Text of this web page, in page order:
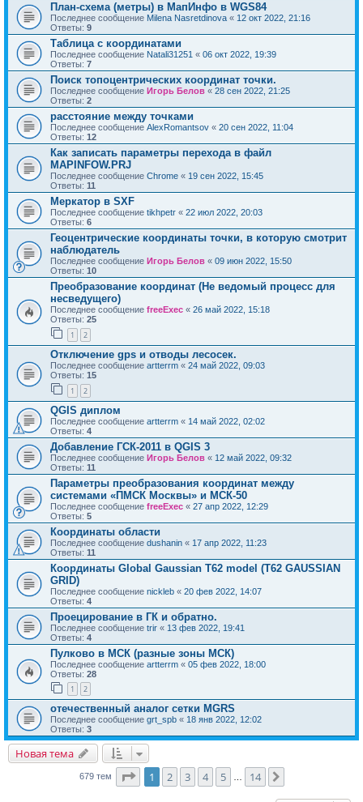
План-схема (метры) в МапИнфо в WGS84
Последнее сообщение Milena Nasretdinova « 12 окт 2022, 21:16
Ответы: 9
Таблица с координатами
Последнее сообщение Natali31251 « 06 окт 2022, 19:39
Ответы: 7
Поиск топоцентрических координат точки.
Последнее сообщение Игорь Белов « 28 сен 2022, 21:25
Ответы: 2
расстояние между точками
Последнее сообщение AlexRomantsov « 20 сен 2022, 11:04
Ответы: 12
Как записать параметры перехода в файл
MAPINFOW.PRJ
Последнее сообщение Chrome « 19 сен 2022, 15:45
Ответы: 11
Меркатор в SXF
Последнее сообщение tikhpetr « 22 июл 2022, 20:03
Ответы: 6
Геоцентрические координаты точки, в которую смотрит
наблюдатель
Последнее сообщение Игорь Белов « 09 июн 2022, 15:50
Ответы: 10
Преобразование координат (Не ведомый процесс для
несведущего)
Последнее сообщение freeExec « 26 май 2022, 15:18
Ответы: 25
1 2
Отключение gps и отводы лесосек.
Последнее сообщение artterrm « 24 май 2022, 09:03
Ответы: 15
1 2
QGIS диплом
Последнее сообщение artterrm « 14 май 2022, 02:02
Ответы: 4
Добавление ГСК-2011 в QGIS 3
Последнее сообщение Игорь Белов « 12 май 2022, 09:32
Ответы: 11
Параметры преобразования координат между
системами «ПМСК Москвы» и МСК-50
Последнее сообщение freeExec « 27 апр 2022, 12:29
Ответы: 5
Координаты области
Последнее сообщение dushanin « 17 апр 2022, 11:23
Ответы: 11
Координаты Global Gaussian T62 model (T62 GAUSSIAN
GRID)
Последнее сообщение nickleb « 20 фев 2022, 14:07
Ответы: 4
Проецирование в ГК и обратно.
Последнее сообщение trir « 13 фев 2022, 19:41
Ответы: 4
Пулково в МСК (разные зоны МСК)
Последнее сообщение artterrm « 05 фев 2022, 18:00
Ответы: 28
1 2
отечественный аналог сетки MGRS
Последнее сообщение grt_spb « 18 янв 2022, 12:02
Ответы: 3
Новая тема
679 тем Страница1 из
1 2 3 4 5 … 14